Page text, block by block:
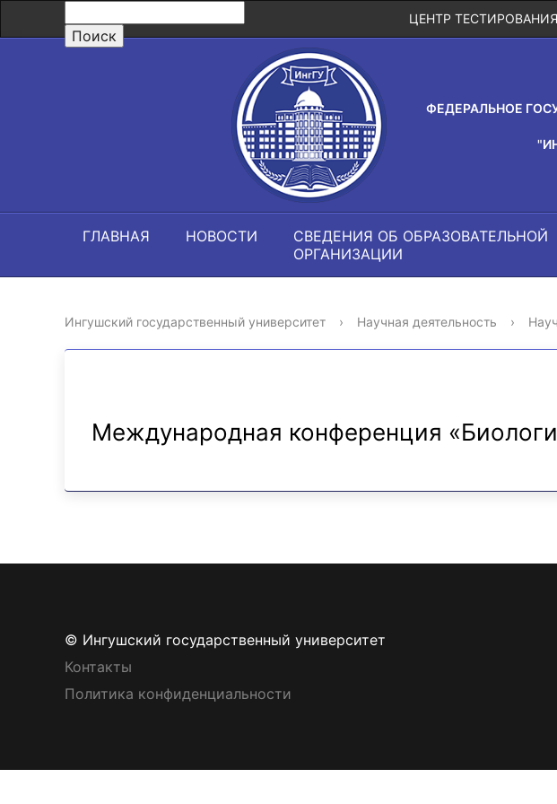
ЦЕНТР ТЕСТИРОВАНИЯ
ФЕДЕРАЛЬНОЕ
ГЛАВНАЯ НОВОСТИ
СВЕДЕНИЯ ОБ ОБРАЗОВАТЕЛЬНОЙ
ОРГАНИЗАЦИИ
Ингушский государственный университет › Научная деятельность ›
Международная конференция
© Ингушский государственный университет
Контакты
Политика конфиденциальности